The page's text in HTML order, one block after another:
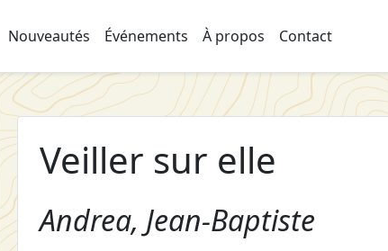
Nouveautés Événements À propos Contact
Veiller sur elle
Andrea, Jean-Baptiste